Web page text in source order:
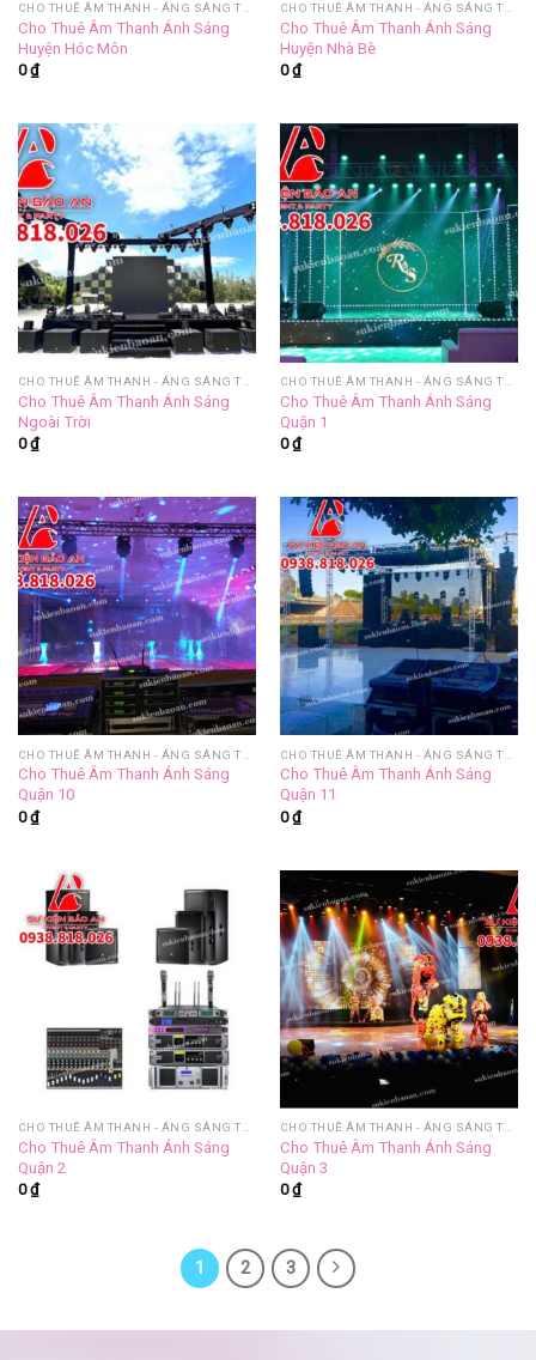
CHO THUÊ ÂM THANH - ÁNG SÁNG TRỌN GÓI
Cho Thuê Âm Thanh Ánh Sáng
Huyện Hóc Môn
0₫
CHO THUÊ ÂM THANH - ÁNG SÁNG TRỌN GÓI
Cho Thuê Âm Thanh Ánh Sáng
Huyện Nhà Bè
0₫
Cho Thuê Âm Thanh Ánh Sáng
Ngoài Trời
0₫
Cho Thuê Âm Thanh Ánh Sáng
Quận 1
0₫
Cho Thuê Âm Thanh Ánh Sáng
Quận 10
0₫
Cho Thuê Âm Thanh Ánh Sáng
Quận 11
0₫
CHO THUÊ ÂM THANH - ÁNG SÁNG TRỌN GÓI
Cho Thuê Âm Thanh Ánh Sáng
Quận 2
0₫
CHO THUÊ ÂM THANH - ÁNG SÁNG TRỌN GÓI
Cho Thuê Âm Thanh Ánh Sáng
Quận 3
0₫
1 2 3